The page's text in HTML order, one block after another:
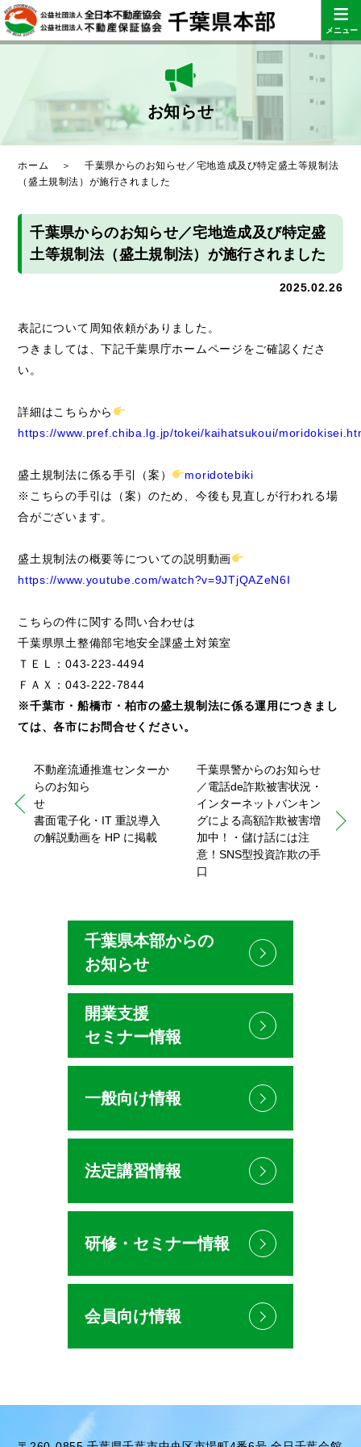
≡
メニュー
お知らせ
ホーム ＞千葉県からのお知らせ／宅地造成及び特定盛土等規制法
（盛土規制法）が施行されました
千葉県からのお知らせ／宅地造成及び特定盛
土等規制法（盛土規制法）が施行されました
2025.02.26
表記について周知依頼がありました。
つきましては、下記千葉県庁ホームページをご確認くださ
い。
詳細はこちらから
https://www.pref.chiba.lg.jp/tokei/kaihatsukoui/
盛土規制法に係る手引（案）
moridotebiki
※こちらの手引は（案）のため、今後も見直しが行われる場
合がございます。
盛土規制法の概要等についての説明動画
https://www.youtube.com/watch?v=9JTjQAZeN6I
こちらの件に関する問い合わせは
千葉県県土整備部宅地安全課盛土対策室
ＴＥＬ：043-223-4494
ＦＡＸ：043-222-7844
※千葉市・船橋市・柏市の盛土規制法に係る運用につきまし
ては、各市にお問合せください。
不動産流通推進センターか
らのお知ら
せ
書面電子化・IT 重説導入
の解説動画を HP に掲載
千葉県警からのお知らせ
／電話de詐欺被害状況・
インターネットバンキン
グによる高額詐欺被害増
加中！・儲け話には注
意！SNS型投資詐欺の手
口
千葉県本部からの
お知らせ
開業支援
セミナー情報
一般向け情報
法定講習情報
研修・セミナー情報
会員向け情報